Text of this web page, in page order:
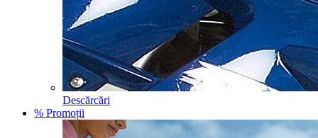
Descărcări
% Promoții